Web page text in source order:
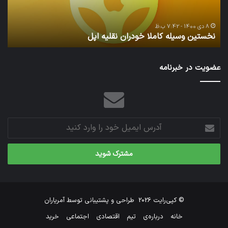
20 آذر 1400 - 7:42 ب.ظ
تدابیر زمانی خواب و بیداری
عضویت در خبرنامه
آدرس
ایمیل
خود
وارد
© کپی‌رایت 2026 طراحی و پشتیبانی توسطآمریاران
خانه
درباره‌ی تیم اقتصادی اجتماعی خرید